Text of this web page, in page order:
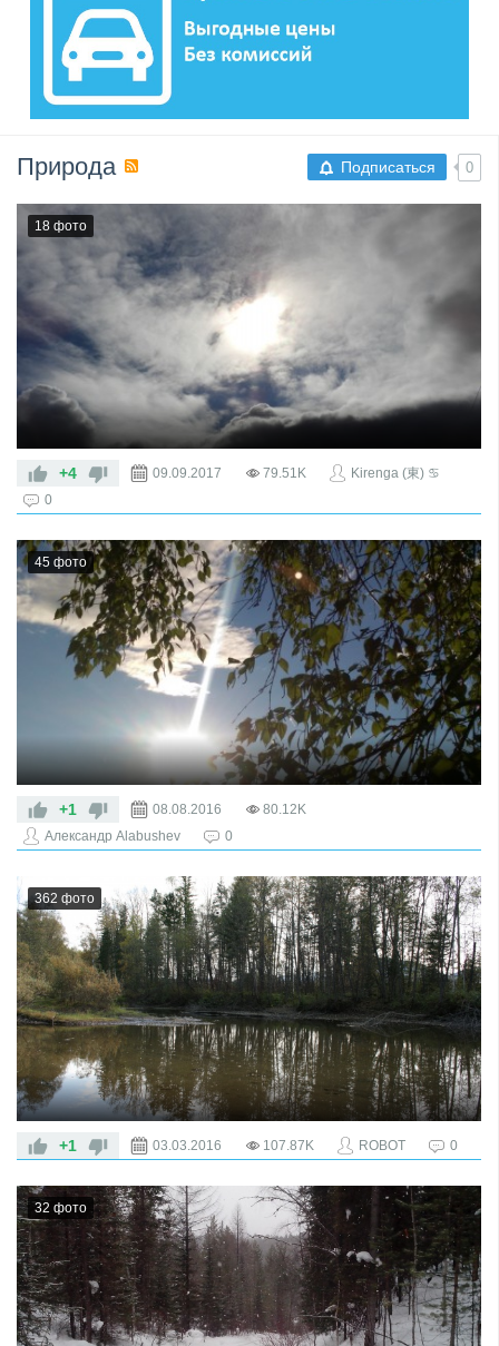
Подписаться 0
Природа
18 фото
+4 09.09.2017 79.51K
Kirenga (東) ♋
0
45 фото
Где Прибайкальских гор остроги
Киренги бьют поклон,
Где ручьи бегут со звоном,
Казачинско-Ленский район.
+1 08.08.2016
80.12K
Александр Alabushev
0
362 фото
+1 03.03.2016 107.87K ROBOT 0
32 фото